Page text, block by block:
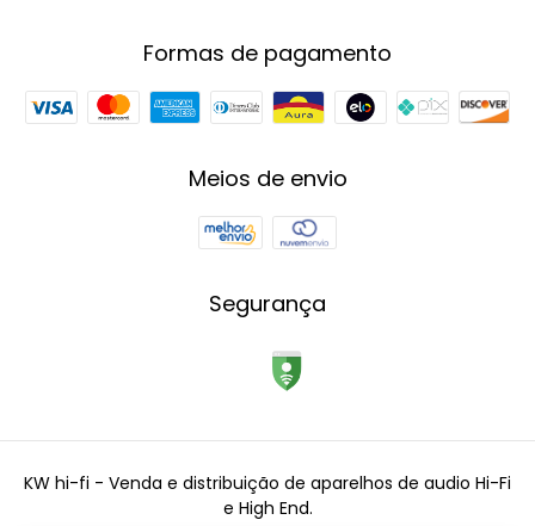
Formas de pagamento
Meios de envio
Segurança
KW hi-fi - Venda e distribuição de aparelhos de audio Hi-Fi
e High End.